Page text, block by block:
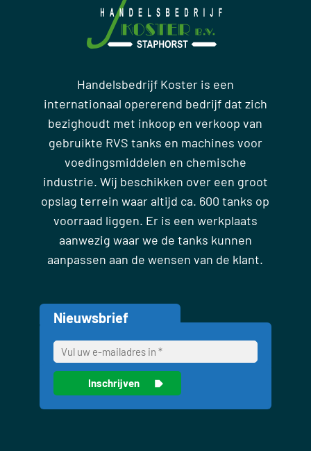
Handelsbedrijf Koster is een
internationaal opererend bedrijf dat zich
bezighoudt met inkoop en verkoop van
gebruikte RVS tanks en machines voor
voedingsmiddelen en chemische
industrie. Wij beschikken over een groot
opslag terrein waar altijd ca. 600 tanks op
voorraad liggen. Er is een werkplaats
aanwezig waar we de tanks kunnen
aanpassen aan de wensen van de klant.
Nieuwsbrief